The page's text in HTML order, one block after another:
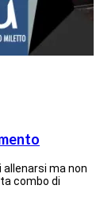
ma non
combo di